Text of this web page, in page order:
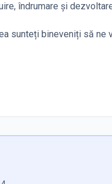
îndrumare și
sunteți bineveniți să ne